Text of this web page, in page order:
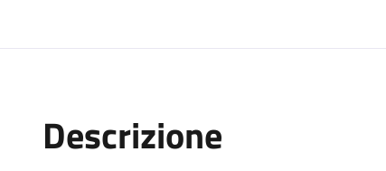
Descrizione